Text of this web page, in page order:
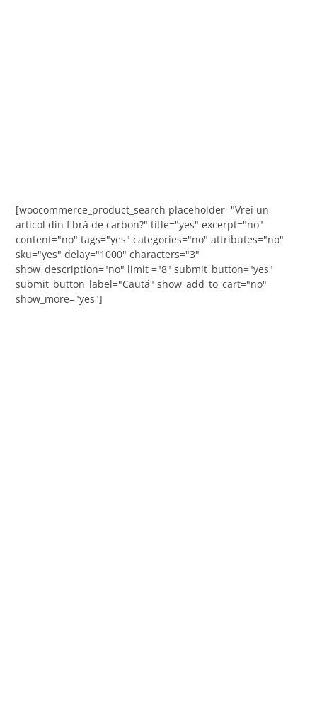
[woocommerce_product_search placeholder="Vrei un
articol din fibră de carbon?" title="yes" excerpt="no"
content="no" tags="yes" categories="no" attributes="no"
sku="yes" delay="1000" characters="3"
show_description="no" limit ="8" submit_button="yes"
submit_button_label="Caută" show_add_to_cart="no"
show_more="yes"]